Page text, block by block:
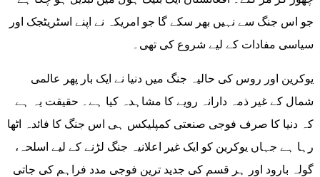
جو اس جنگ سے نہیں بھر سکے گا جو امریکہ نے اپنے اسٹریٹجک اور
سیاسی مفادات کے لیے شروع کی تھی۔
یوکرین اور روس کی حالیہ جنگ میں دنیا نے ایک بار پھر عالمی
شمال کے غیر ذمہ دارانہ رویے کا مشاہدہ کیا ہے۔ حقیقت یہ ہے
کہ دنیا کا صرف فوجی صنعتی کمپلیکس ہی اس جنگ کا فائدہ اٹھا
رہا ہے جہاں یوکرین کو ایک غیر اعلانیہ جنگ لڑنے کے لیے اسلحہ،
گولہ بارود اور ہر قسم کی جدید ترین فوجی مدد فراہم کی جاتی